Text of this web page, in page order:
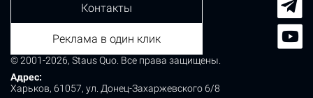
© 2001-2026, Staus Quo. Все права защищены.
Адрес:
Харьков, 61057, ул. Донец-Захаржевского 6/8
Контакты
Реклама в один клик